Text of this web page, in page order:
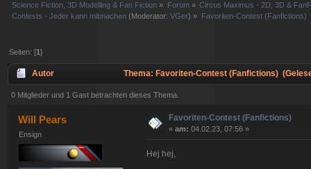
Science Fiction, 3D Modelling & Fan Fiction » Forum» Circus Maximus - 2D, 3D &
Contests - Jeder kann mitmachen (Moderator:VGer) » Favoriten-Contest (Fanfictions)
Seiten: [1]
Autor Thema: Favoriten-Contest (Fanfictions)
0 Mitglieder und 1 Gast betrachten dieses Thema.
Will Pears
Ensign
Favoriten-Contest (Fanfictions)
«am: 04.02.23, 07:56 »
Hej hej,